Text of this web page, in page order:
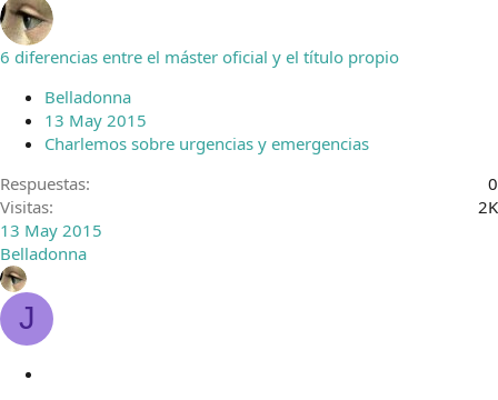
6 diferencias entre el máster oficial y el título propio
Belladonna
13 May 2015
Charlemos sobre urgencias y emergencias
Respuestas
0
Visitas
2K
13 May 2015
Belladonna
J